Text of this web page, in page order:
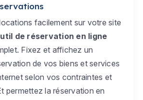
facilement sur votre site
de réservation en ligne
Fixez et affichez un
de vos biens et services
selon vos contraintes et
permettez la réservation en